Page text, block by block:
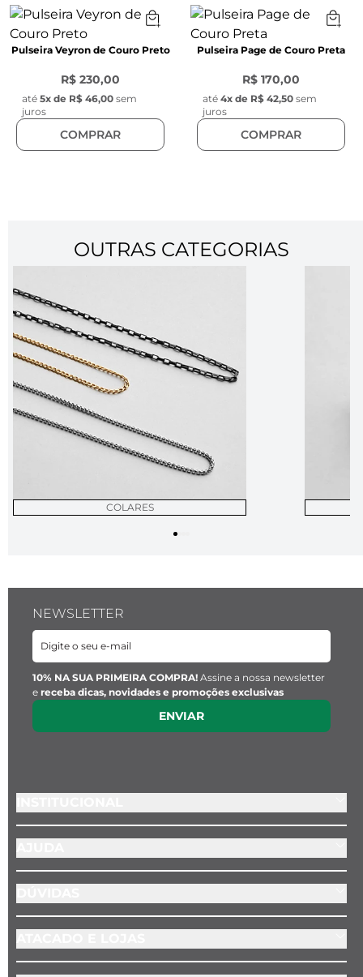
Pulseira Veyron de Couro Preto
R$ 230,00
até 5x de R$ 46,00 sem
juros
COMPRAR
Pulseira Page de Couro Preta
R$ 170,00
até 4x de R$ 42,50 sem
juros
COMPRAR
OUTRAS CATEGORIAS
COLARES
NEWSLETTER
10% NA SUA PRIMEIRA COMPRA! Assine a nossa newsletter
e receba dicas, novidades e promoções exclusivas
ENVIAR